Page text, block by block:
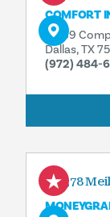
COMFORT
11069
Dallas, TX
(972) 484-
0,78